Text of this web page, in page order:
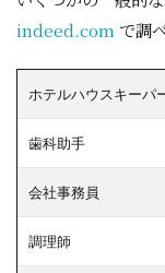
indeed.com で調
ホテルハウスキーパ
歯科助手
会社事務員
調理師